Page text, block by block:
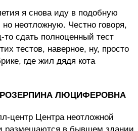
я снова иду в подобную
неотложную. Честно говоря,
сдать полноценный тест
тестов, наверное, ну, просто
где жил дядя кота
ЛЮЦИФЕРОВНА
центр Центра неотложной